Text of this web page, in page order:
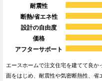
耐震性
断熱/省エネ性
設計の自由度
価格
アフターサポート
エースホームで注文住宅を建てて良
面をはじめ、耐震性や気密断熱性、省